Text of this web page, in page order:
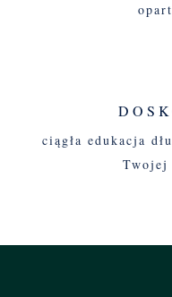
ciągła edukacja
Twojej